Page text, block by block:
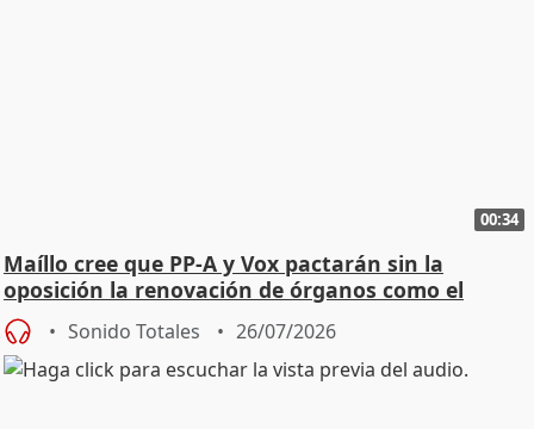
00:34
Maíllo cree que PP-A y Vox pactarán sin la
oposición la renovación de órganos como el
Defensor
Sonido Totales 26/07/2026